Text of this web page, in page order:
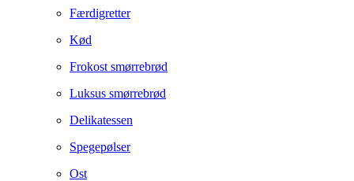
Færdigretter
Kød
Frokost smørrebrød
Luksus smørrebrød
Delikatessen
Spegepølser
Ost